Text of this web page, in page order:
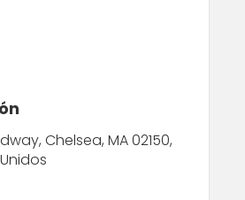
Chelsea, MA 02150,